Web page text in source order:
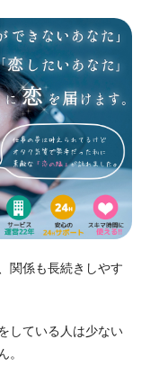
関係も長続きしやす
している人は少ない
。